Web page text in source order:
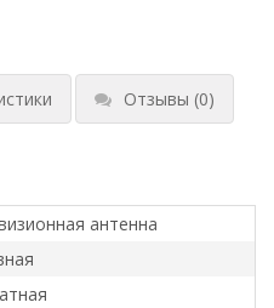
Отзывы (0)
антенна